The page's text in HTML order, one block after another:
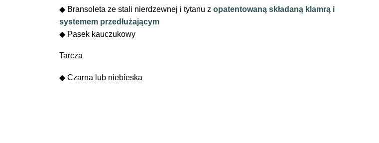
◆ Bransoleta ze stali nierdzewnej i tytanu z opatentowaną składaną klamrą i
systemem przedłużającym
◆ Pasek kauczukowy
Tarcza
◆ Czarna lub niebieska